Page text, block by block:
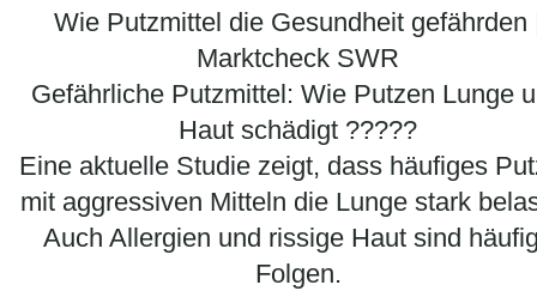
Wie Putzmittel die Gesundheit gefährden
Marktcheck SWR
Gefährliche Putzmittel: Wie Putzen Lunge
Haut schädigt ?????
Eine aktuelle Studie zeigt, dass häufiges
mit aggressiven Mitteln die Lunge stark
Auch Allergien und rissige Haut sind
Folgen.